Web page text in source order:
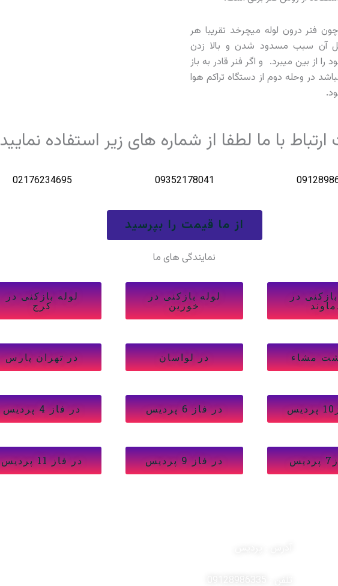
فنر درون لوله میچرخد تقریبا هر
آن سبب مسدود شدن و بالا زدن
از بین میبرد. و اگر فنر قادر به باز
در وحله دوم از دستگاه تراکم هوا
با ما لطفا از شماره های زیر استفاده نمایید
09352178041
02176234695
از ما قیمت را بپرسید
نمایندگی های ما
در
مشاء
لوله بازکنی در
خورین
در لواسان
در فاز 6 پردیس
در فاز 9 پردیس
لوله بازکنی در
کرج
در تهران پارس
در فاز 4 پردیس
در فاز 11 پردیس